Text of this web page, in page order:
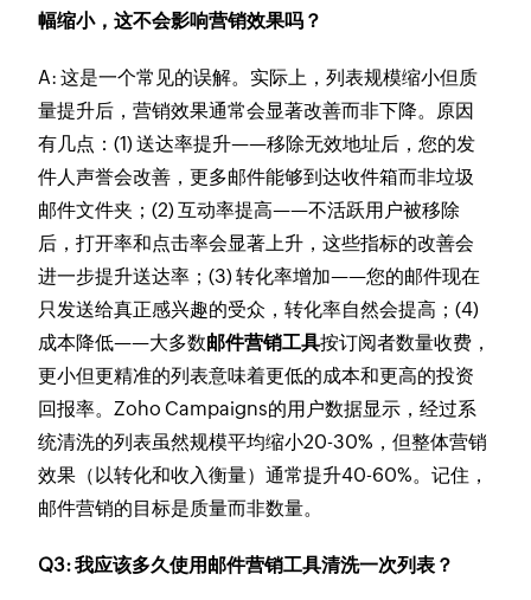
幅缩小，这不会影响营销效果吗？
A: 这是一个常见的误解。实际上，列表规模缩小但质
量提升后，营销效果通常会显著改善而非下降。原因
有几点：(1) 送达率提升——移除无效地址后，您的发
件人声誉会改善，更多邮件能够到达收件箱而非垃圾
邮件文件夹；(2) 互动率提高——不活跃用户被移除
后，打开率和点击率会显著上升，这些指标的改善会
进一步提升送达率；(3) 转化率增加——您的邮件现在
只发送给真正感兴趣的受众，转化率自然会提高；(4)
成本降低——大多数邮件营销工具按订阅者数量收费，
更小但更精准的列表意味着更低的成本和更高的投资
回报率。Zoho Campaigns的用户数据显示，经过系
统清洗的列表虽然规模平均缩小20-30%，但整体营销
效果（以转化和收入衡量）通常提升40-60%。记住，
邮件营销的目标是质量而非数量。
Q3: 我应该多久使用邮件营销工具清洗一次列表？